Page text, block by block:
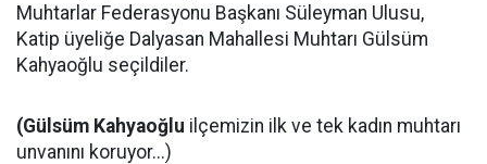
Muhtarlar Federasyonu Başkanı Süleyman Ulusu,
Katip üyeliğe Dalyasan Mahallesi Muhtarı Gülsüm
Kahyaoğlu seçildiler.
(Gülsüm Kahyaoğlu ilçemizin ilk ve tek kadın muhtarı
unvanını koruyor...)